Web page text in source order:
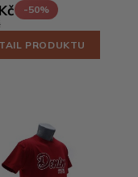
-50%
PRODUKTU